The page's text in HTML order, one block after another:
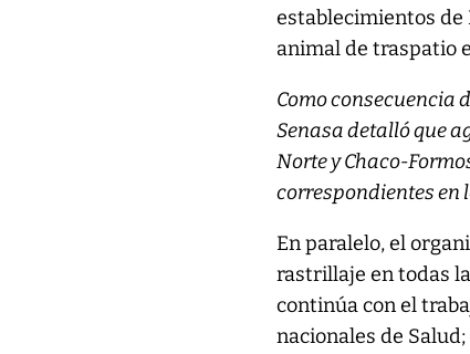
establecimientos de
animal de traspatio
Como consecuencia
Senasa detalló que
Norte y Chaco-
correspondientes en
En paralelo, el
rastrillaje en todas
continúa con el
nacionales de